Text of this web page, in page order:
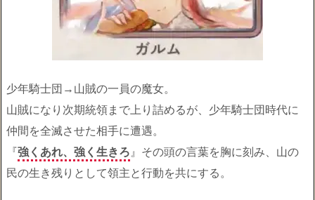
少年騎士団→山賊の一員の魔女。
山賊になり次期統領まで上り詰めるが、少年騎士団時代に
仲間を全滅させた相手に遭遇。
『強くあれ、強く生きろ』その頭の言葉を胸に刻み、山の
民の生き残りとして領主と行動を共にする。